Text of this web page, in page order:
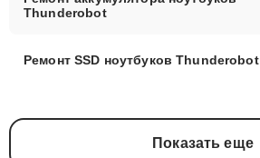
Thunderobot
Ремонт SSD ноутбуков Thunderobot
Показать еще